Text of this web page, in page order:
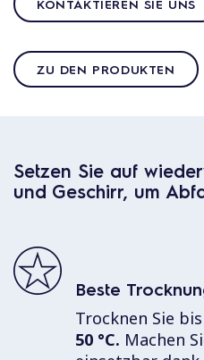
KONTAKTIEREN SIE UNS
ZU DEN PRODUKTEN
Setzen Sie auf
und Geschirr, um
Beste
Trocknen Sie
50 °C. Machen